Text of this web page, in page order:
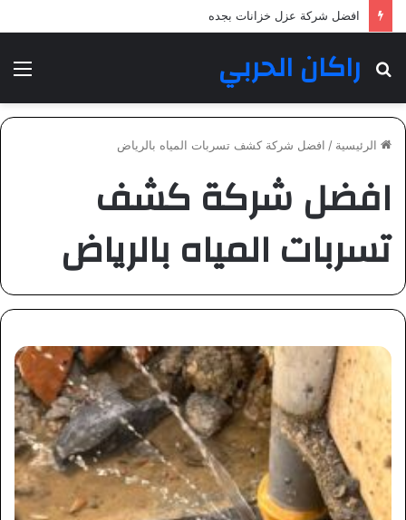
افضل شركة عزل خزانات بجده
راكان الحربيبحث
الرئيسية / افضل شركة كشف تسربات المياه بالرياض
افضل شركة كشف
تسربات المياه بالرياض